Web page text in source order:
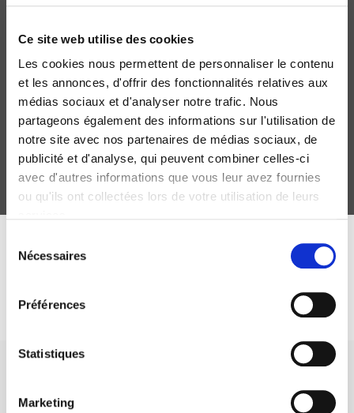
Ce site web utilise des cookies
Les cookies nous permettent de personnaliser le contenu
et les annonces, d'offrir des fonctionnalités relatives aux
médias sociaux et d'analyser notre trafic. Nous
partageons également des informations sur l'utilisation de
notre site avec nos partenaires de médias sociaux, de
publicité et d'analyse, qui peuvent combiner celles-ci
avec d'autres informations que vous leur avez fournies
ou qu'ils ont collectées lors de votre utilisation de leurs
Nécessaires
Préférences
Statistiques
Marketing
La France dans les comparaisons internationales
Guide d'accès aux grandes enquêtes statistiques en
sciences sociales
Alain Chenu, Laurent Lesnard
DISCOVER OUR JOURNALS